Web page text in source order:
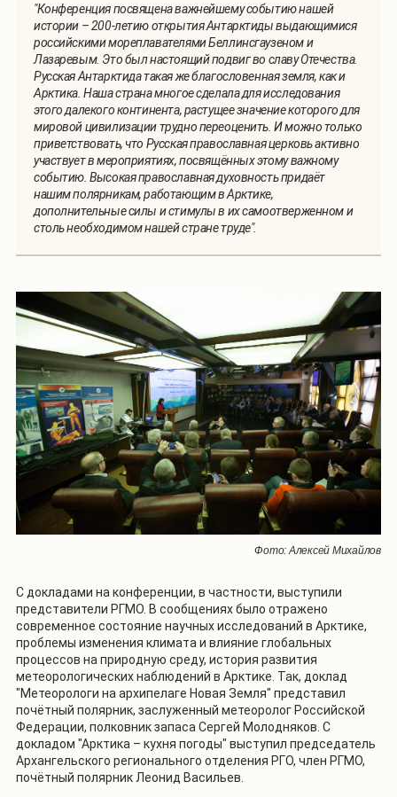
"Конференция посвящена важнейшему событию нашей
истории – 200-летию открытия Антарктиды выдающимися
российскими мореплавателями Беллинсгаузеном и
Лазаревым. Это был настоящий подвиг во славу Отечества.
Русская Антарктида такая же благословенная земля, как и
Арктика. Наша страна многое сделала для исследования
этого далекого континента, растущее значение которого для
мировой цивилизации трудно переоценить. И можно только
приветствовать, что Русская православная церковь активно
участвует в мероприятиях, посвящённых этому важному
событию. Высокая православная духовность придаёт
нашим полярникам, работающим в Арктике,
дополнительные силы и стимулы в их самоотверженном и
столь необходимом нашей стране труде".
Фото: Алексей Михайлов
С докладами на конференции, в частности, выступили
представители РГМО. В сообщениях было отражено
современное состояние научных исследований в Арктике,
проблемы изменения климата и влияние глобальных
процессов на природную среду, история развития
метеорологических наблюдений в Арктике. Так, доклад
"Метеорологи на архипелаге Новая Земля" представил
почётный полярник, заслуженный метеоролог Российской
Федерации, полковник запаса Сергей Молодняков. С
докладом "Арктика – кухня погоды" выступил председатель
Архангельского регионального отделения РГО, член РГМО,
почётный полярник Леонид Васильев.